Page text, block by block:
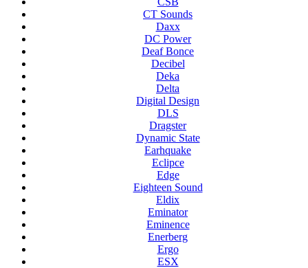
CT Sounds
Daxx
DC Power
Deaf Bonce
Decibel
Deka
Delta
Digital Design
DLS
Dragster
Dynamic State
Earhquake
Eclipce
Edge
Eighteen Sound
Eldix
Eminator
Eminence
Enerberg
Ergo
ESX